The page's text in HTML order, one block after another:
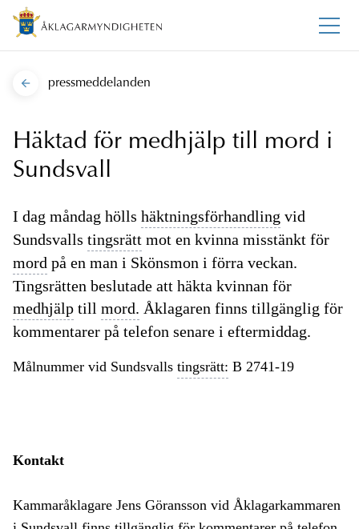
pressmeddelanden
Häktad för medhjälp till mord i
Sundsvall
I dag måndag hölls häktningsförhandling vid
Sundsvalls tingsrätt mot en kvinna misstänkt för
mord på en man i Skönsmon i förra veckan.
Tingsrätten beslutade att häkta kvinnan för
medhjälp till mord. Åklagaren finns tillgänglig för
kommentarer på telefon senare i eftermiddag.
Målnummer vid Sundsvalls tingsrätt: B 2741-19
Kontakt
Kammaråklagare Jens Göransson vid Åklagarkammaren